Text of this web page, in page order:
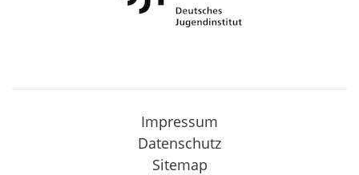
Impressum
Datenschutz
Sitemap